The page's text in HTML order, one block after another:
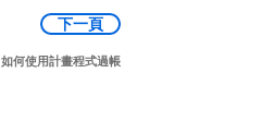
下一頁
如何使用計畫程式過帳